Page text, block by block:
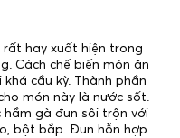
rất hay xuất hiện trong
Cách chế biến món ăn
cầu kỳ. Thành phần
món này là nước sốt.
gà đun sôi trộn với
bột bắp. Đun hỗn hợp